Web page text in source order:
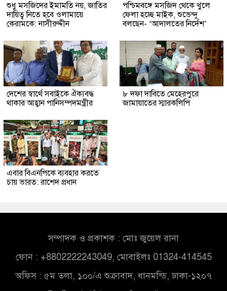
শুধু মসজিদের ইমামতি নয়, জাতির
দায়িত্ব নিতে হবে ওলামায়ে
কেরামকে: নাসীরুদ্দীন
পশ্চিমবঙ্গে মসজিদ থেকে খুলে
ফেলা হচ্ছে মাইক, শুভেন্দু
বলছেন- ‘আদালতের নির্দেশ’
দেশের স্বার্থে সবাইকে ঐক্যবদ্ধ
থাকার আহ্বান পানিসম্পদমন্ত্রীর
৮ দফা দাবিতে মেহেরপুরে
জামায়াতের স্মারকলিপি
এবার বিএনপিকে ব্যবহার করতে
চায় ভারত: রাশেদ প্রধান
সম্পাদক ও প্রকাশক : মোঃ জুয়েল রানা
ফোন : +8802222243049, মোবাইলঃ 01324-414545
অফিস : ৫ম তলা, ১০০/এ শুক্রাবাদ, ধানমন্ডি, ঢাকা-১২০৭